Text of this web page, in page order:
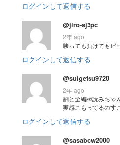
ログインして返信する
@jiro-sj3pc
2年 ago
勝っても負けてもビ
ログインして返信する
@suigetsu9720
2年 ago
割と全編棒読みちゃ
実感こもってるのすこ
ログインして返信する
@sasabow2000